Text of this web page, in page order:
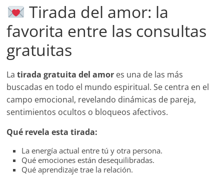
Tirada del amor: la
favorita entre las consultas
gratuitas
Latirada gratuita del amor es una de las más
buscadas en todo el mundo espiritual. Se centra en el
campo emocional, revelando dinámicas de pareja,
sentimientos ocultos o bloqueos afectivos.
Qué revela esta tirada:
La energía actual entre tú y otra persona.
Qué emociones están desequilibradas.
Qué aprendizaje trae la relación.